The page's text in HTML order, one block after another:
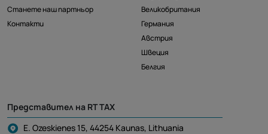
Станете наш партньор
Контакти
Великобритания
Германия
Австрия
Швеция
Белгия
Представител на RT TAX
E. Ozeskienes 15, 44254 Kaunas, Lithuania